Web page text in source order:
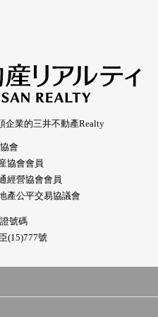
企業的三井不動產Realty
會
協會會員
經營協會會員
產公平交易協議會
號碼
(15)777號